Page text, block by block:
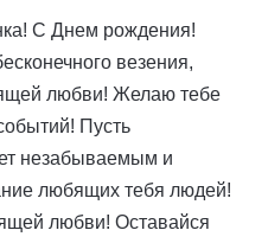
С Днем рождения!
везения,
любви! Желаю тебе
Пусть
незабываемым и
любящих тебя людей!
любви! Оставайся